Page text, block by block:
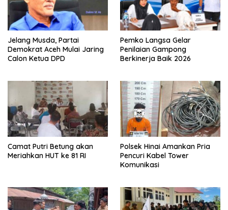
Jelang Musda, Partai
Demokrat Aceh Mulai Jaring
Calon Ketua DPD
Pemko Langsa Gelar
Penilaian Gampong
Berkinerja Baik 2026
Camat Putri Betung akan
Meriahkan HUT ke 81 RI
Polsek Hinai Amankan Pria
Pencuri Kabel Tower
Komunikasi